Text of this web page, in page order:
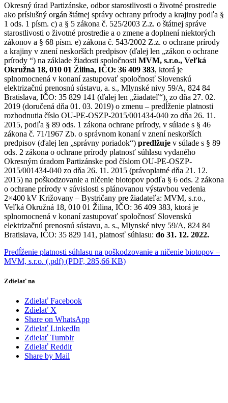
Okresný úrad Partizánske, odbor starostlivosti o životné prostredie
ako príslušný orgán štátnej správy ochrany prírody a krajiny podľa §
1 ods. 1 písm. c) a § 5 zákona č. 525/2003 Z.z. o štátnej správe
starostlivosti o životné prostredie a o zmene a doplnení niektorých
zákonov a § 68 písm. e) zákona č. 543/2002 Z.z. o ochrane prírody
a krajiny v znení neskorších predpisov (ďalej len „zákon o ochrane
prírody “) na základe žiadosti spoločnosti MVM, s.r.o., Veľká
Okružná 18, 010 01 Žilina, IČO: 36 409 383, ktorá je
splnomocnená v konaní zastupovať spoločnosť Slovenskú
elektrizačnú prenosnú sústavu, a. s., Mlynské nivy 59/A, 824 84
Bratislava, IČO: 35 829 141 (ďalej len „žiadateľ“), zo dňa 27. 02.
2019 (doručená dňa 01. 03. 2019) o zmenu – predĺženie platnosti
rozhodnutia číslo OU-PE-OSZP-2015/001434-040 zo dňa 26. 11.
2015, podľa § 89 ods. 1 zákona ochrane prírody, v súlade s § 46
zákona č. 71/1967 Zb. o správnom konaní v znení neskorších
predpisov (ďalej len „správny poriadok“) predlžuje v súlade s § 89
ods. 2 zákona o ochrane prírody platnosť súhlasu vydaného
Okresným úradom Partizánske pod číslom OU-PE-OSZP-
2015/001434-040 zo dňa 26. 11. 2015 (právoplatné dňa 21. 12.
2015) na poškodzovanie a ničenie biotopov podľa § 6 ods. 2 zákona
o ochrane prírody v súvislosti s plánovanou výstavbou vedenia
2×400 kV Križovany – Bystričany pre žiadateľa: MVM, s.r.o.,
Veľká Okružná 18, 010 01 Žilina, IČO: 36 409 383, ktorá je
splnomocnená v konaní zastupovať spoločnosť Slovenskú
elektrizačnú prenosnú sústavu, a. s., Mlynské nivy 59/A, 824 84
Bratislava, IČO: 35 829 141, platnosť súhlasu: do 31. 12. 2022.
Predĺženie platnosti súhlasu na poškodzovanie a ničenie biotopov –
MVM, s.r.o. (.pdf) (PDF, 285,66 KB)
Zdielať na
Zdielať Facebook
Zdielať X
Share on WhatsApp
Zdielať LinkedIn
Zdielať Tumblr
Zdielať Reddit
Share by Mail